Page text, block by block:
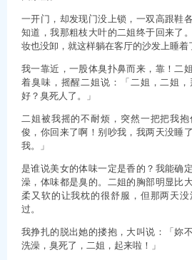
一开门，却发现门没上锁，一双高跟鞋
知道，我那粗枝大叶的二姐终于回来了
妆也没卸，就这样躺在客厅的沙发上睡着
我一靠近，一股体臭扑鼻而来，靠！二
着臭味，摇醒二姐说：「二姐，二姐
好？臭死人了。」
二姐被我摇的不耐烦，突然一把把我
俊，你回来了啊！别吵我，我两天没睡
我。」
是谁说美女的体味一定是香的？我能确
澡，体味都是臭的。二姐的胸部明显比
柔又软的让我枕的很舒服，但那两天
过。
我挣扎的脱出她的搂抱，大叫说：「妳
洗澡，臭死了，二姐，起来啦！」